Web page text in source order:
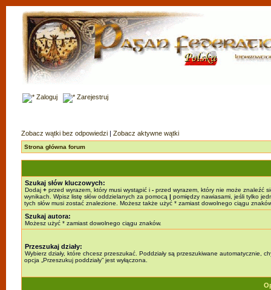
Zaloguj Zarejestruj
Zobacz wątki bez odpowiedzi | Zobacz aktywne wątki
Strona główna forum
Szukaj słów kluczowych:
Dodaj + przed wyrazem, który musi wystąpić i - przed wyrazem, który nie może znaleźć
wynikach. Wpisz listę słów oddzielanych za pomocą | pomiędzy nawiasami, jeśli tylko
tych słów musi zostać znalezione. Możesz także użyć * zamiast dowolnego ciągu
Szukaj autora:
Możesz użyć * zamiast dowolnego ciągu znaków.
Przeszukaj działy:
Wybierz działy, które chcesz przeszukać. Poddziały są przeszukiwane automatycznie,
opcja „Przeszukuj poddziały” jest wyłączona.